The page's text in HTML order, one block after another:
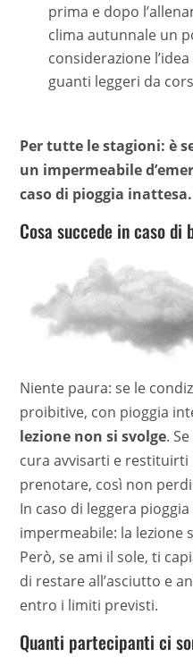
prima e dopo
clima autunnale un
considerazione
guanti leggeri da
Per tutte le stagioni: è
un impermeabile
caso di pioggia inattesa.
Cosa succede in caso
Niente paura: se le
proibitive, con pioggia
lezione non si svolge.
cura avvisarti e
prenotare, così non
In caso di leggera
impermeabile: la lezione
Però, se ami il sole, ti
di restare all’asciutto e
entro i limiti previsti.
Quanti partecipanti ci